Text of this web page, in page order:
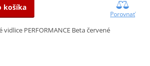
košíka
Porovnať
PERFORMANCE Beta červené